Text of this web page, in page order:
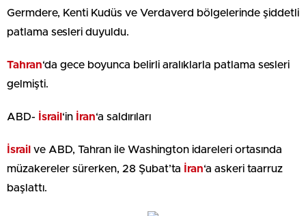
Germdere, Kenti Kudüs ve Verdaverd bölgelerinde şiddetli
patlama sesleri duyuldu.
Tahran‘da gece boyunca belirli aralıklarla patlama sesleri
gelmişti.
ABD- İsrail ‘in İran‘a saldırıları
İsrail ve ABD, Tahran ile Washington idareleri ortasında
müzakereler sürerken, 28 Şubat’ta
İran‘a askeri taarruz
başlattı.